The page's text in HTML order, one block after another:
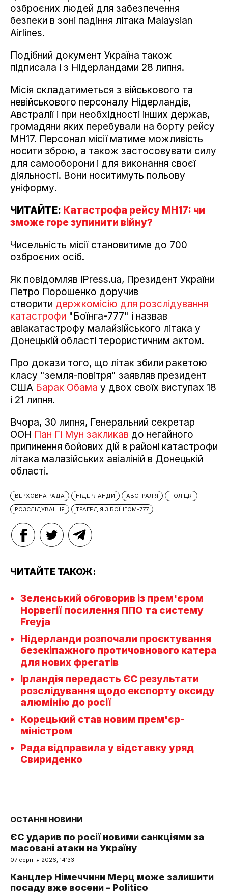
озброєних людей для забезпечення
безпеки в зоні падіння літака Malaysian
Airlines.
Подібний документ Україна також
підписала і з Нідерландами 28 липня.
Місія складатиметься з військового та
невійськового персоналу Нідерландів,
Австралії і при необхідності інших держав,
громадяни яких перебували на борту рейсу
МН17. Персонал місії матиме можливість
носити зброю, а також застосовувати силу
для самооборони і для виконання своєї
діяльності. Вони носитимуть польову
уніформу.
ЧИТАЙТЕ: Катастрофа рейсу MH17: чи
зможе горе зупинити війну?
Чисельність місії становитиме до 700
озброєних осіб.
Як повідомляв iPress.ua, Президент України
Петро Порошенко доручив
створити держкомісію для розслідування
катастрофи "Боїнга-777" і назвав
авіакатастрофу малайзійського літака у
Донецькій області терористичним актом.
Про докази того, що літак збили ракетою
класу "земля-повітря" заявляв президент
США Барак Обама у двох своїх виступах 18
і 21 липня.
Вчора, 30 липня, Генеральний секретар
ООН Пан Гі Мун закликав до негайного
припинення бойових дій в районі катастрофи
літака малазійських авіаліній в Донецькій
області.
ВЕРХОВНА РАДА НІДЕРЛАНДИ АВСТРАЛІЯ
ПОЛІЦІЯ
РОЗСЛІДУВАННЯ
ТРАГЕДІЯ З БОЇНГОМ-777
ЧИТАЙТЕ ТАКОЖ:
Зеленський обговорив із прем'єром
Норвегії посилення ППО та систему
Freyja
Нідерланди розпочали проєктування
безекіпажного протичовнового катера
для нових фрегатів
Ірландія передасть ЄС результати
розслідування щодо експорту оксиду
алюмінію до росії
Корецький став новим прем'єр-
міністром
Рада відправила у відставку уряд
Свириденко
ОСТАННІ НОВИНИ
ЄС ударив по росії новими санкціями за
масовані атаки на Україну
07 серпня 2026, 14:33
Канцлер Німеччини Мерц може залишити
посаду вже восени – Politico